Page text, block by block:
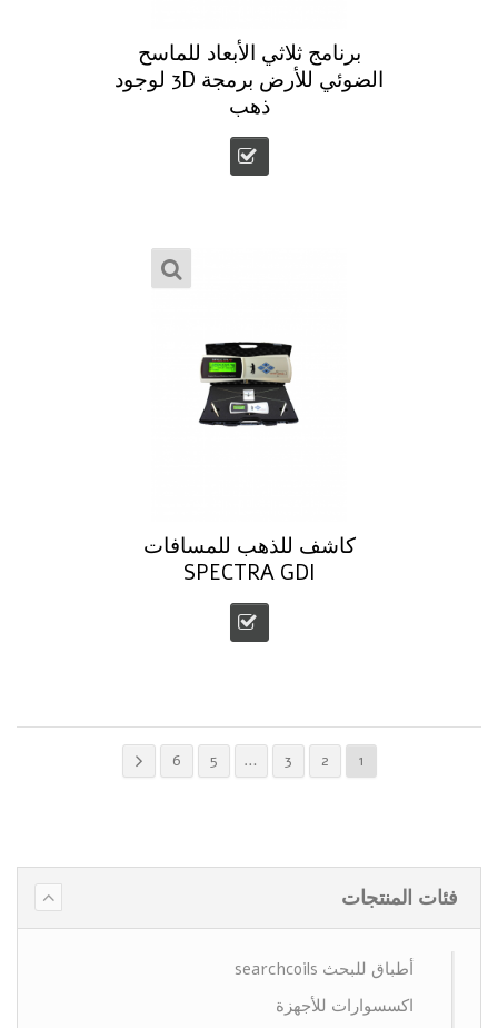
برنامج ثلاثي الأبعاد للماسح
الضوئي للأرض برمجة 3D لوجود
ذهب
كاشف للذهب للمسافات
SPECTRA GDI
2
3
…
5
6
فئات المنتجات
أطباق للبحث searchcoils
اكسسوارات للأجهزة